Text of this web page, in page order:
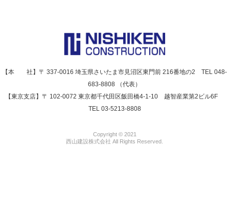
【本 社】〒 337-0016 埼玉県さいたま市見沼区東門前 216番地の2 TEL 048-
683-8808 （代表）
【東京支店】〒 102-0072 東京都千代田区飯田橋4-1-10 越智産業第2ビル6F
TEL 03-5213-8808
Copyright © 2021
西山建設株式会社 All Rights Reserved.